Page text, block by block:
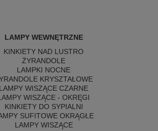
LAMPY WEWNĘTRZNE
KINKIETY NAD LUSTRO
ŻYRANDOLE
LAMPKI NOCNE
KRYSZTAŁOWE
LAMPY WISZĄCE CZARNE
WISZĄCE - OKRĘGI
KINKIETY DO SYPIALNI
SUFITOWE OKRĄGŁE
LAMPY WISZĄCE